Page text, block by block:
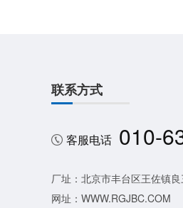
联系方式
客服电话 010-
厂址：北京市丰台区王佐镇
网址：WWW.RGJBC.COM